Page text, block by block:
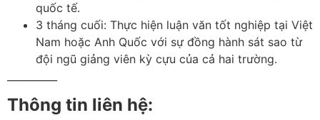
quốc tế.
3 tháng cuối: Thực hiện luận văn tốt nghiệp tại Việt
Nam hoặc Anh Quốc với sự đồng hành sát sao từ
đội ngũ giảng viên kỳ cựu của cả hai trường.
Thông tin liên hệ: